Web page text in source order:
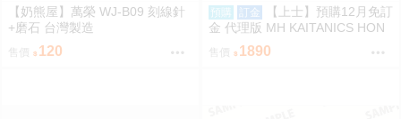
【奶熊屋】萬榮 WJ-B09 刻線針
+磨石 台灣製造
售價 120
預購 訂金
【上士】預購12月免訂
金 代理版 MH KAITANICS HON
DA Super Cub 110 閃耀藍金屬色
0914
售價 1890